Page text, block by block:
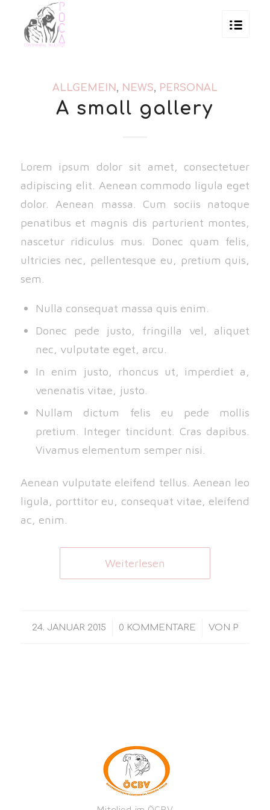
ALLGEMEIN , NEWS, PERSONAL
A small gallery
Lorem ipsum dolor sit amet, consectetuer
adipiscing elit. Aenean commodo ligula eget
dolor. Aenean massa. Cum sociis natoque
penatibus et magnis dis parturient montes,
nascetur ridiculus mus. Donec quam felis,
ultricies nec, pellentesque eu, pretium quis,
sem.
Nulla consequat massa quis enim.
Donec pede justo, fringilla vel, aliquet
nec, vulputate eget, arcu.
In enim justo, rhoncus ut, imperdiet a,
venenatis vitae, justo.
Nullam dictum felis eu pede mollis
pretium. Integer tincidunt. Cras dapibus.
Vivamus elementum semper nisi.
Aenean vulputate eleifend tellus. Aenean leo
ligula, porttitor eu, consequat vitae, eleifend
ac, enim.
Weiterlesen
24. JANUAR 2015
/ 0 KOMMENTARE
/ VON P